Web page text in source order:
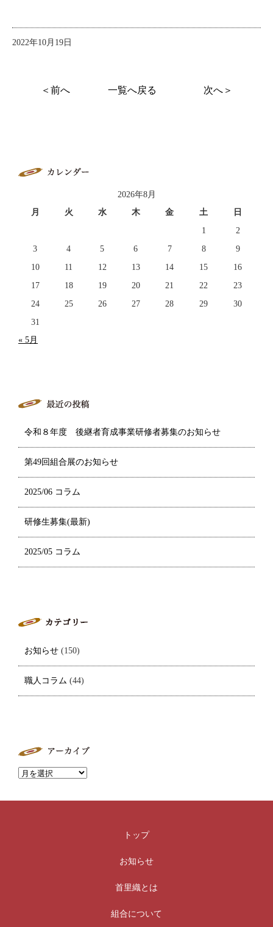
2022年10月19日
＜前へ 一覧へ戻る 次へ＞
2026年8月
月
火 水 木 金 土
日
1
2
3
4 5 6 7 8
9
10
11 12 13 14 15
16
17
18 19 20 21 22
23
24
25 26 27 28 29
30
31
« 5月
令和８年度 後継者育成事業研修者募集のお知らせ
第49回組合展のお知らせ
2025/06 コラム
研修生募集(最新)
2025/05 コラム
お知らせ (150)
職人コラム (44)
トップ
お知らせ
首里織とは
組合について